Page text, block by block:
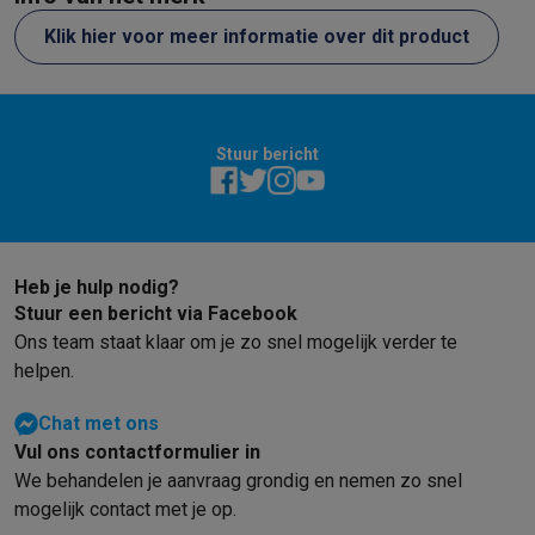
Refurbished smartphonesRefurbished tablets Refurbished
Huishouden
Wasmachines met ecochequesDroogkasten met ecocheques
Kleine keukentoestellen met ecocheques
Grote keukentoestellen
Airco
TV & audio
TV met ecochequesBluetooth speakers met ecocheques
Multimedia & telefonie
Smartphones met ecocheques
Transport
Elektrische steps met ecocheques
Eco initiatieven
ImpactEnergie besparenRecycleer je oud elektro
Klik hier voor meer informatie over dit product
Stuur bericht
Heb je hulp nodig?
Stuur een bericht via Facebook
Ons team staat klaar om je zo snel mogelijk verder te
helpen.
Chat met ons
Vul ons contactformulier in
We behandelen je aanvraag grondig en nemen zo snel
mogelijk contact met je op.